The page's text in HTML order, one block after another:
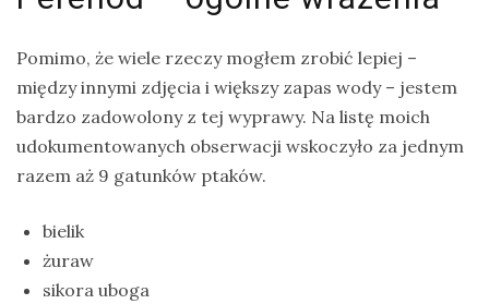
Pomimo, że wiele rzeczy mogłem zrobić lepiej –
między innymi zdjęcia i większy zapas wody – jestem
bardzo zadowolony z tej wyprawy. Na listę moich
udokumentowanych obserwacji wskoczyło za jednym
razem aż 9 gatunków ptaków.
bielik
żuraw
sikora uboga